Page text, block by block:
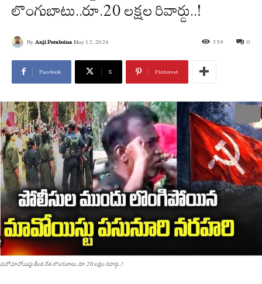
లొంగుబాటు..రూ.20 లక్షల రివార్డు..!
By Anji Peraboina May 12, 2026 0
359
Facebook X Pinterest
మరో మావోయిస్టు కీలక నేత లొంగుబాటు..రూ.20 లక్షల రివార్డు..!